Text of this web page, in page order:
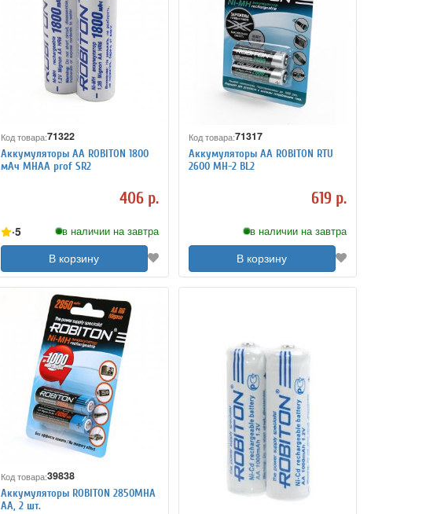
Код товара:71322
Аккумуляторы АА ROBITON 1800
мАч MHAA prof SR2
406 р.
5 в наличии на завтра
В корзину
Код товара:71317
Аккумуляторы АА ROBITON RTU
2600 MH-2 BL2
619 р.
в наличии на завтра
В корзину
Код товара:39838
Аккумуляторы ROBITON 2850MHA
AA, 2 шт.